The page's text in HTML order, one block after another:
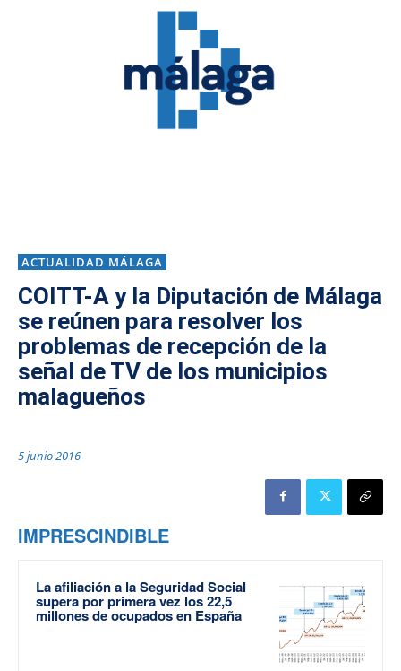
ACTUALIDAD MÁLAGA
COITT-A y la Diputación de Málaga
se reúnen para resolver los
problemas de recepción de la
señal de TV de los municipios
malagueños
5 junio 2016
IMPRESCINDIBLE
La afiliación a la Seguridad Social
supera por primera vez los 22,5
millones de ocupados en España